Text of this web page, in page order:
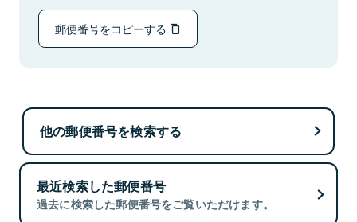
郵便番号をコピーする
他の郵便番号を検索する
最近検索した郵便番号
過去に検索した郵便番号をご覧いただけます。